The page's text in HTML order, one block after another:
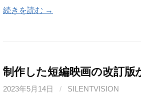
続きを読む →
制作した短編映画の改訂
2023年5月14日 / SILENTVISION